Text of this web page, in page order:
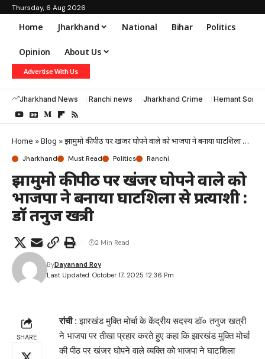
Thursday, 6 Aug 2026
Home Jharkhand National Bihar Politics
Opinion About Us
Advertise With Us
Jharkhand News Ranchi news Jharkhand Crime Hemant Soren
Home »Blog »झामुमो की पीठ पर खंजर घोपने वाले को भाजपा ने बनाया घाटशिला से प्रत्याशी : डॉ तनुज खत्री
Jharkhand Must Read Politics Ranchi
झामुमो की पीठ पर खंजर घोपने वाले को
भाजपा ने बनाया घाटशिला से प्रत्याशी :
डॉ तनुज खत्री
Last Updated: October 17, 2025 12:36 Pm
ByDayanand Roy
2 Min Read
SHARE
रांची : झारखंड मुक्ति मोर्चा के केंद्रीय सदस्य डॉ० तनुज खत्री
ने भाजपा पर तीखा प्रहार करते हुए कहा कि झारखंड मुक्ति मोर्चा
की पीठ पर खंजर घोपने वाले व्यक्ति को भाजपा ने घाटशिला